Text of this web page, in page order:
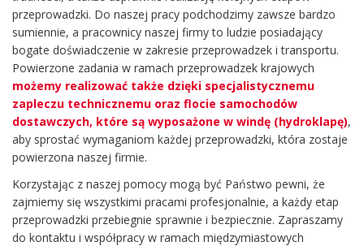
przeprowadzki. Do naszej pracy podchodzimy zawsze bardzo
sumiennie, a pracownicy naszej firmy to ludzie posiadający
bogate doświadczenie w zakresie przeprowadzek i transportu.
Powierzone zadania w ramach przeprowadzek krajowych
możemy realizować także dzięki specjalistycznemu
zapleczu technicznemu oraz flocie samochodów
dostawczych, które są wyposażone w windę (hydroklapę),
aby sprostać wymaganiom każdej przeprowadzki, która zostaje
powierzona naszej firmie.
Korzystając z naszej pomocy mogą być Państwo pewni, że
zajmiemy się wszystkimi pracami profesjonalnie, a każdy etap
przeprowadzki przebiegnie sprawnie i bezpiecznie. Zapraszamy
do kontaktu i współpracy w ramach międzymiastowych